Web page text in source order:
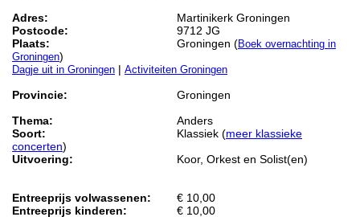
Adres:
Martinikerk Groningen
Postcode:
9712 JG
Plaats:
Groningen (Boek overnachting in
Groningen)
Dagje uit in Groningen | Activiteiten Groningen
Provincie:
Groningen
Thema:
Anders
Soort:
Klassiek (meer klassieke
concerten)
Uitvoering:
Koor, Orkest en Solist(en)
Entreeprijs volwassenen:
€ 10,00
Entreeprijs kinderen:
€ 10,00